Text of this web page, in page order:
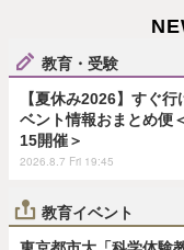
教育・受験
【夏休み2026】すぐ行
ベント情報おまとめ便
15開催＞
2026.8.7 Fri 19:45
教育イベント